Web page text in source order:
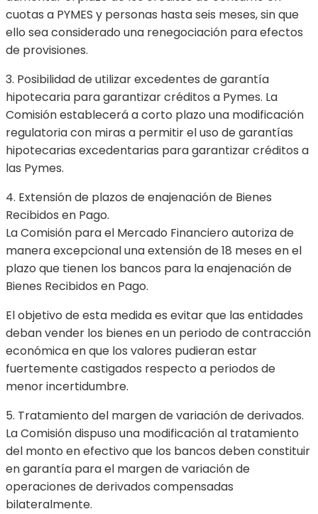
cuotas a PYMES y personas hasta seis meses, sin que
ello sea considerado una renegociación para efectos
de provisiones.
3. Posibilidad de utilizar excedentes de garantía
hipotecaria para garantizar créditos a Pymes. La
Comisión establecerá a corto plazo una modificación
regulatoria con miras a permitir el uso de garantías
hipotecarias excedentarias para garantizar créditos a
las Pymes.
4. Extensión de plazos de enajenación de Bienes
Recibidos en Pago.
La Comisión para el Mercado Financiero autoriza de
manera excepcional una extensión de 18 meses en el
plazo que tienen los bancos para la enajenación de
Bienes Recibidos en Pago.
El objetivo de esta medida es evitar que las entidades
deban vender los bienes en un periodo de contracción
económica en que los valores pudieran estar
fuertemente castigados respecto a periodos de
menor incertidumbre.
5. Tratamiento del margen de variación de derivados.
La Comisión dispuso una modificación al tratamiento
del monto en efectivo que los bancos deben constituir
en garantía para el margen de variación de
operaciones de derivados compensadas
bilateralmente.